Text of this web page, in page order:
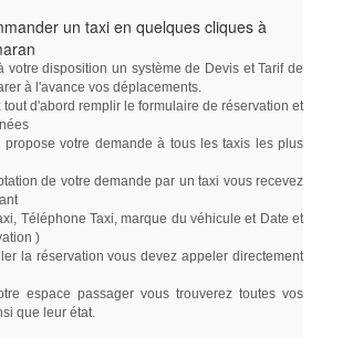
un taxi en quelques cliques à
votre disposition un système de Devis et Tarif de
à l'avance vos déplacements.
d'abord remplir le formulaire de réservation et
votre demande à tous les taxis les plus
de votre demande par un taxi vous recevez
Téléphone Taxi, marque du véhicule et Date et
)
la réservation vous devez appeler directement
passager vous trouverez toutes vos
que leur état.